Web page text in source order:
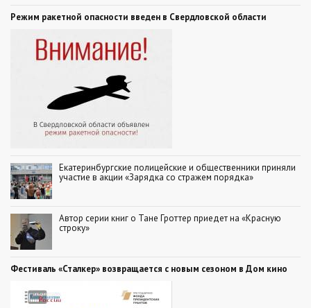
Режим ракетной опасности введен в Свердловской области
Екатеринбургские полицейские и общественники приняли
участие в акции «Зарядка со стражем порядка»
Автор серии книг о Тане Гроттер приедет на «Красную
строку»
Фестиваль «Сталкер» возвращается с новым сезоном в Дом кино